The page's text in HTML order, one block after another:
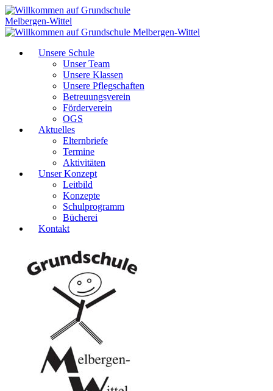
Unsere Schule
Unser Team
Unsere Klassen
Unsere Pflegschaften
Betreuungsverein
Förderverein
OGS
Aktuelles
Elternbriefe
Termine
Aktivitäten
Unser Konzept
Leitbild
Konzepte
Schulprogramm
Bücherei
Kontakt